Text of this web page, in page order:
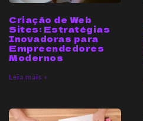
Criação de Web
Sites: Estratégias
Inovadoras para
Empreendedores
Modernos
Leia mais »